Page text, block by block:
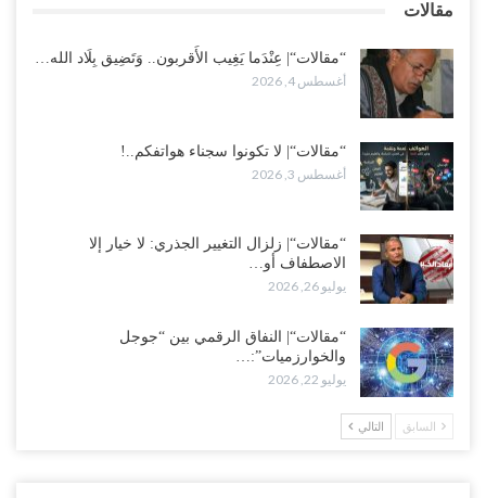
أغسطس 1, 2026
مقالات
“مقالات“| عِنْدَما يَغِيب الأَقربون.. وَتَضِيق بِلَاد الله…
أغسطس 4, 2026
“مقالات“| لا تكونوا سجناء هواتفكم..!
أغسطس 3, 2026
“مقالات“| زلزال التغيير الجذري: لا خيار إلا
الاصطفاف أو…
يوليو 26, 2026
“مقالات“| النفاق الرقمي بين “جوجل
والخوارزميات”:…
يوليو 22, 2026
السابق التالي